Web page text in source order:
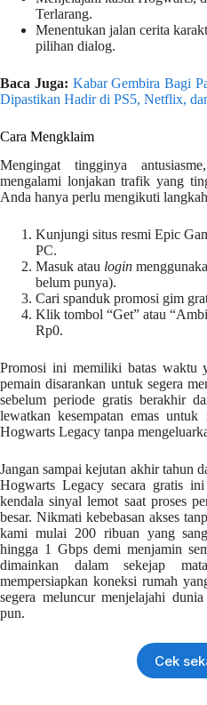
Terlarang.
Menentukan jalan cerita
pilihan dialog.
Baca Juga: Kabar Gembira Bagi
Dipastikan Hadir di PS5, Netflix,
Cara Mengklaim
Mengingat tingginya
mengalami lonjakan trafik yang
Anda hanya perlu mengikuti
Kunjungi situs resmi Epic
PC.
Masuk atau login
belum punya).
Cari spanduk promosi gim
Klik tombol “Get” atau
Rp0.
Promosi ini memiliki batas waktu
pemain disarankan untuk segera
sebelum periode gratis berakhir
lewatkan kesempatan emas untuk
Hogwarts Legacy tanpa
Jangan sampai kejutan akhir tahun
Hogwarts Legacy secara gratis
kendala sinyal lemot saat proses
besar. Nikmati kebebasan akses
kami mulai 200 ribuan yang
hingga 1 Gbps demi menjamin
dimainkan dalam sekejap
mempersiapkan koneksi rumah
segera meluncur menjelajahi
pun.
Cek